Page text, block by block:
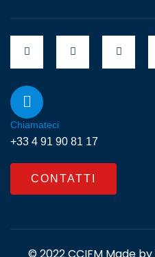
Chiamateci
+33 4 91 90 81 17
CONTATTI
© 2022 CCIFM Made by